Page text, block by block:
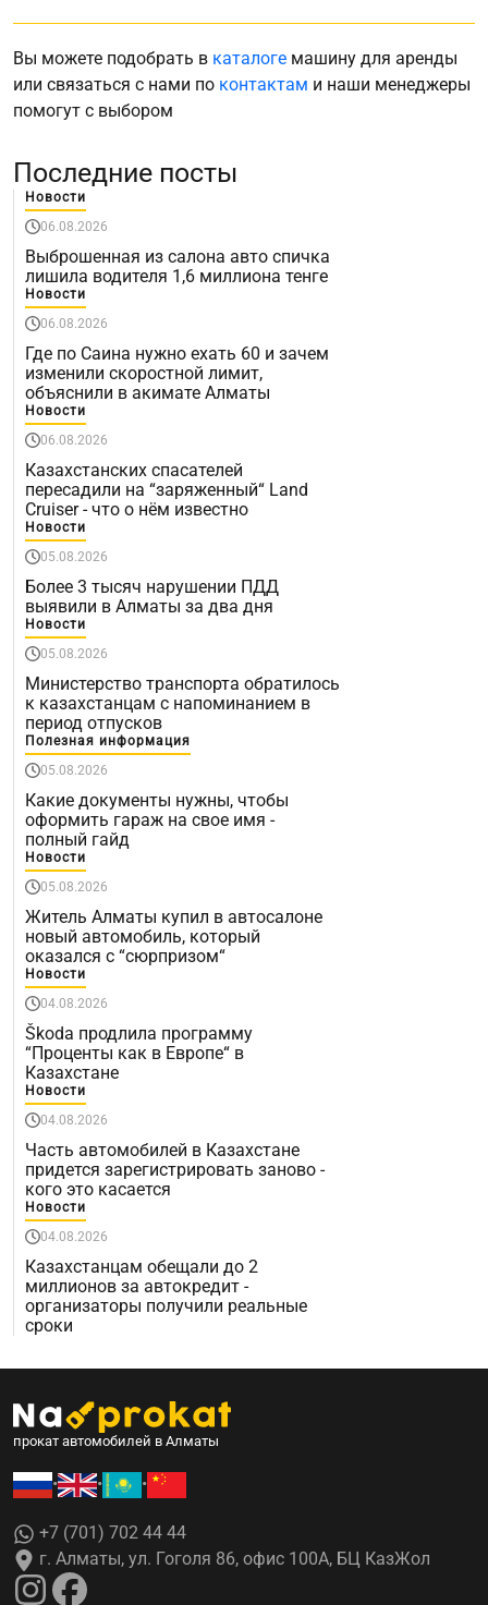
Вы можете подобрать в каталоге машину для аренды
или связаться с нами по контактам и наши менеджеры
помогут с выбором
Последние посты
Новости
06.08.2026
Выброшенная из салона авто спичка
лишила водителя 1,6 миллиона тенге
Новости
06.08.2026
Где по Саина нужно ехать 60 и зачем
изменили скоростной лимит,
объяснили в акимате Алматы
Новости
06.08.2026
Казахстанских спасателей
пересадили на “заряженный“ Land
Cruiser - что о нём известно
Новости
05.08.2026
Более 3 тысяч нарушении ПДД
выявили в Алматы за два дня
Новости
05.08.2026
Министерство транспорта обратилось
к казахстанцам с напоминанием в
период отпусков
Полезная информация
05.08.2026
Какие документы нужны, чтобы
оформить гараж на свое имя -
полный гайд
Новости
05.08.2026
Житель Алматы купил в автосалоне
новый автомобиль, который
оказался с “сюрпризом“
Новости
04.08.2026
Škoda продлила программу
“Проценты как в Европе“ в
Казахстане
Новости
04.08.2026
Часть автомобилей в Казахстане
придется зарегистрировать заново -
кого это касается
Новости
04.08.2026
Казахстанцам обещали до 2
миллионов за автокредит -
организаторы получили реальные
сроки
прокат автомобилей в Алматы
• • •
+7 (701) 702 44 44
г. Алматы, ул. Гоголя 86, офис 100А, БЦ КазЖол